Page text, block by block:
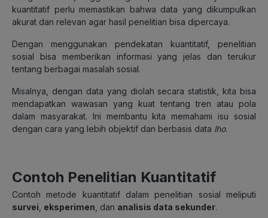
kuantitatif perlu memastikan bahwa data yang dikumpulkan
akurat dan relevan agar hasil penelitian bisa dipercaya.
Dengan menggunakan pendekatan kuantitatif, penelitian
sosial bisa memberikan informasi yang jelas dan terukur
tentang berbagai masalah sosial.
Misalnya, dengan data yang diolah secara statistik, kita bisa
mendapatkan wawasan yang kuat tentang tren atau pola
dalam masyarakat. Ini membantu kita memahami isu sosial
dengan cara yang lebih objektif dan berbasis data lho.
Contoh Penelitian Kuantitatif
Contoh metode kuantitatif dalam penelitian sosial meliputi
survei eksperimen , dan analisis data sekunder.